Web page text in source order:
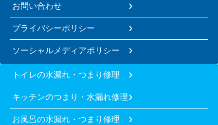
お問い合わせ
プライバシーポリシー
ソーシャルメディアポリシー
トイレの水漏れ・つまり修理
キッチンのつまり・水漏れ修理
お風呂の水漏れ・つまり修理